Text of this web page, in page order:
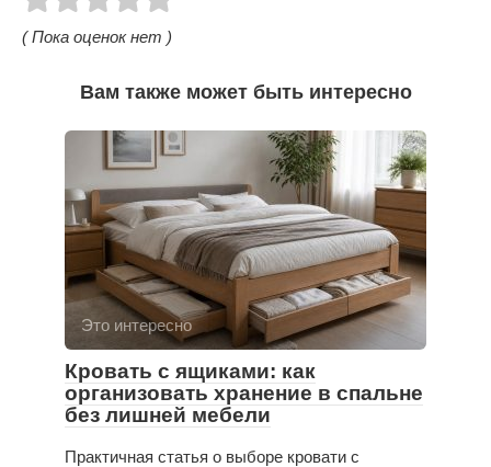
( Пока оценок нет )
Вам также может быть интересно
Это интересно
Кровать с ящиками: как
организовать хранение в спальне
без лишней мебели
Практичная статья о выборе кровати с